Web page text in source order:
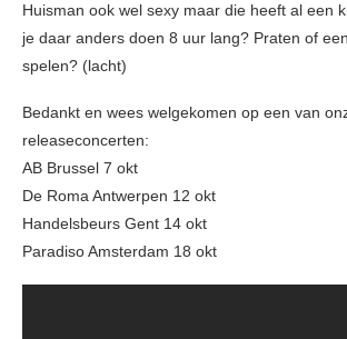
Huisman ook wel sexy maar die heeft al een
je daar anders doen 8 uur lang? Praten of
spelen? (lacht)
Bedankt en wees welgekomen op een van
releaseconcerten:
AB Brussel 7 okt
De Roma Antwerpen 12 okt
Handelsbeurs Gent 14 okt
Paradiso Amsterdam 18 okt